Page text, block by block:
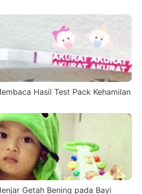
Hasil Test Pack Kehamilan
Getah Bening pada Bayi